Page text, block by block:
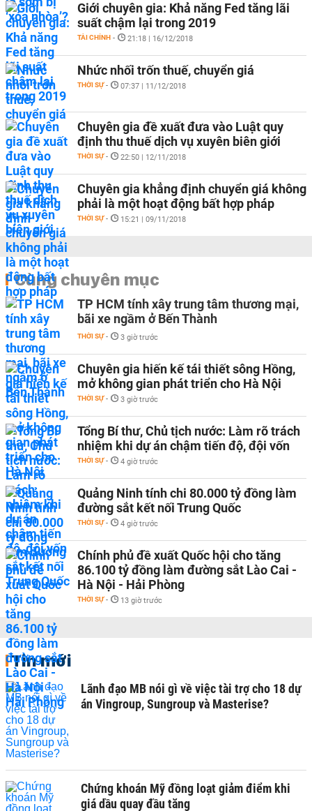
Giới chuyên gia: Khả năng Fed tăng lãi
suất chậm lại trong 2019
TÀI CHÍNH - 21:18 | 16/12/2018
Nhức nhối trốn thuế, chuyển giá
THỜI SỰ - 07:37 | 11/12/2018
Chuyên gia đề xuất đưa vào Luật quy
định thu thuế dịch vụ xuyên biên giới
THỜI SỰ - 22:50 | 12/11/2018
Chuyên gia khẳng định chuyển giá không
phải là một hoạt động bất hợp pháp
THỜI SỰ - 15:21 | 09/11/2018
Cùng chuyên mục
TP HCM tính xây trung tâm thương mại,
bãi xe ngầm ở Bến Thành
THỜI SỰ - 3 giờ trước
Chuyên gia hiến kế tái thiết sông Hồng,
mở không gian phát triển cho Hà Nội
THỜI SỰ - 3 giờ trước
Tổng Bí thư, Chủ tịch nước: Làm rõ trách
nhiệm khi dự án chậm tiến độ, đội vốn
THỜI SỰ - 4 giờ trước
Quảng Ninh tính chi 80.000 tỷ đồng làm
đường sắt kết nối Trung Quốc
THỜI SỰ - 4 giờ trước
Chính phủ đề xuất Quốc hội cho tăng
86.100 tỷ đồng làm đường sắt Lào Cai -
Hà Nội - Hải Phòng
THỜI SỰ - 13 giờ trước
Tin mới
Lãnh đạo MB nói gì về việc tài trợ cho 18 dự
án Vingroup, Sungroup và Masterise?
Chứng khoán Mỹ đồng loạt giảm điểm khi
giá dầu quay đầu tăng